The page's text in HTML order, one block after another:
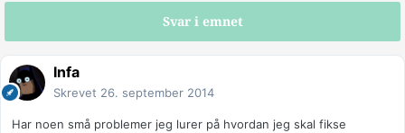
Svar i emnet
Infa
Skrevet 26. september 2014
Har noen små problemer jeg lurer på hvordan jeg skal fikse